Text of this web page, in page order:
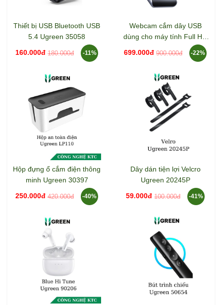
Thiết bị USB Bluetooth USB
5.4 Ugreen 35058
160.000đ 180.000đ -11%
Webcam cắm dây USB
dùng cho máy tính Full HD
1080@30Hz Ugreen 15728
699.000đ 900.000đ -22%
Hộp đựng ổ cắm điện thông
minh Ugreen 30397
250.000đ 420.000đ -40%
Dây dán tiện lợi Velcro
Ugreen 20245P
59.000đ 100.000đ -41%